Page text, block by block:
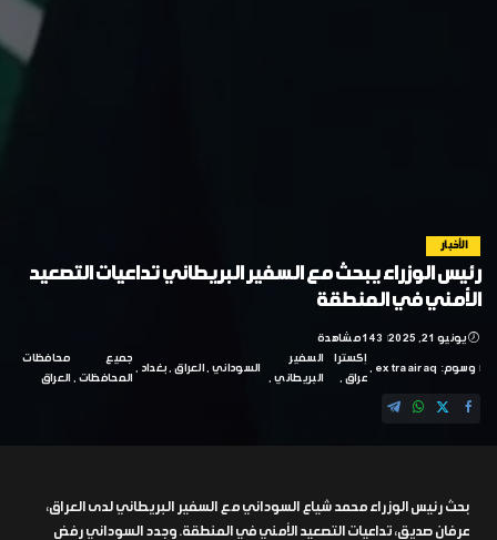
الأخبار
رئيس الوزراء يبحث مع السفير البريطاني تداعيات التصعيد
الأمني في المنطقة
يونيو 21, 2025 143 مشاهدة
وسوم: extraairaq
إكسترا
عراق
السفير
البريطاني
السوداني العراق بغداد
جميع
المحافظات
محافظات
العراق
بحث رئيس الوزراء محمد شياع السوداني مع السفير البريطاني لدى العراق،
عرفان صديق، تداعيات التصعيد الأمني في المنطقة. وجدد السوداني رفض